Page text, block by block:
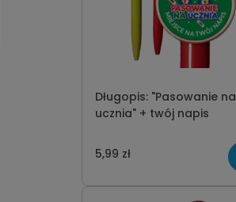
Długopis: "Pasowanie na
ucznia" + twój napis
5,99 zł